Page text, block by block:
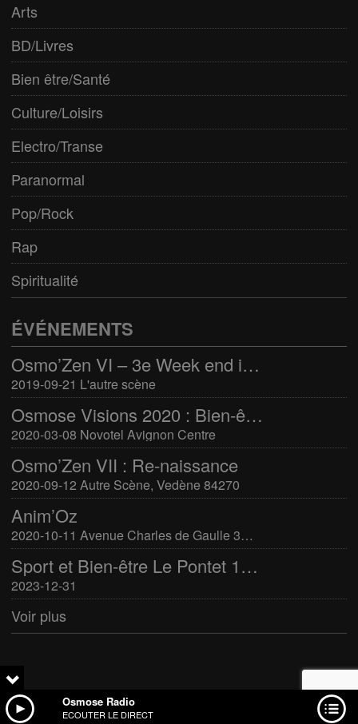
Arts
BD/Livres
Bien être/Santé
Culture/Loisirs
Electro/Transe
Paranormal
Pop/Rock
Rap
Spiritualité
ÉVÉNEMENTS
Osmo’Zen VI – 3e Week end international du bien-être
2019-09-21 L'autre scène
Osmose Visions 2020 : Bien-être et arts divinatoires
2020-03-08 Novotel Avignon Centre
Osmo’Zen VII : Re-naissance
2020-09-12 Autre Scène, Vedène 84270
Anim’Oz
2020-10-11 Avenue Charles de Gaulle 30400 Villeneuve-Lès-Avignon
Sport et Bien-être Le Pontet 16-17 mars 2024
2023-12-31
Voir plus
Osmose Radio
ECOUTER LE DIRECT